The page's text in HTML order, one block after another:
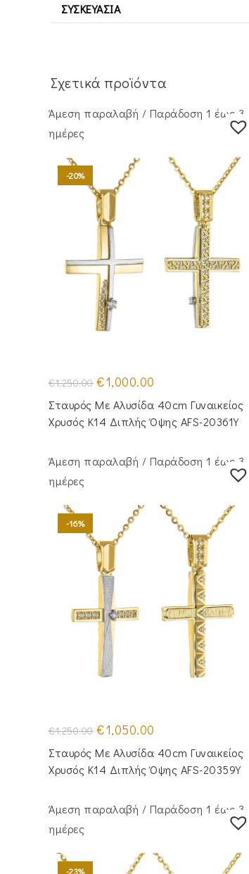
ΣΥΣΚΕΥΑΣΊΑ
Σχετικά προϊόντα
Άμεση παραλαβή / Παράδoση 1 έως 3
ημέρες
-20%
€1,250.00 Original
price
was:
€1,250.00.
€1,000.00
τιμή
είναι:
€1,000.00.
Σταυρός Με Αλυσίδα 40cm Γυναικείος
Χρυσός Κ14 Διπλής Όψης AFS-20361Y
Άμεση παραλαβή / Παράδoση 1 έως 3
ημέρες
-16%
€1,250.00 Original
price
was:
€1,250.00.
€1,050.00
τιμή
είναι:
€1,050.00.
Σταυρός Με Αλυσίδα 40cm Γυναικείος
Χρυσός Κ14 Διπλής Όψης AFS-20359Y
Άμεση παραλαβή / Παράδoση 1 έως 3
ημέρες
-23%